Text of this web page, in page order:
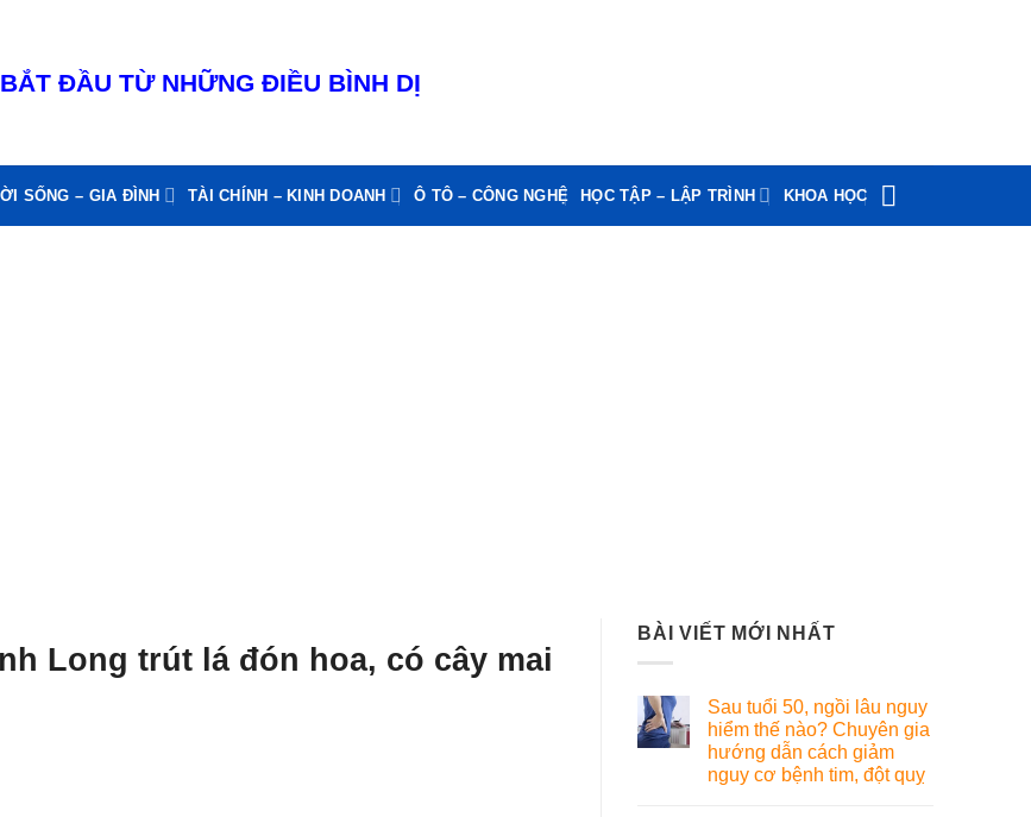
ĐẦU TỪ NHỮNG ĐIỀU BÌNH DỊ
SỐNG – GIA ĐÌNH TÀI CHÍNH – KINH DOANH Ô TÔ – CÔNG NGHỆ HỌC TẬP – LẬP TRÌNH KHOA HỌC
Long trút lá đón hoa, có cây mai
BÀI VIẾT MỚI NHẤT
Sau tuổi 50, ngồi lâu nguy
hiểm thế nào? Chuyên gia
hướng dẫn cách giảm
nguy cơ bệnh tim, đột quỵ